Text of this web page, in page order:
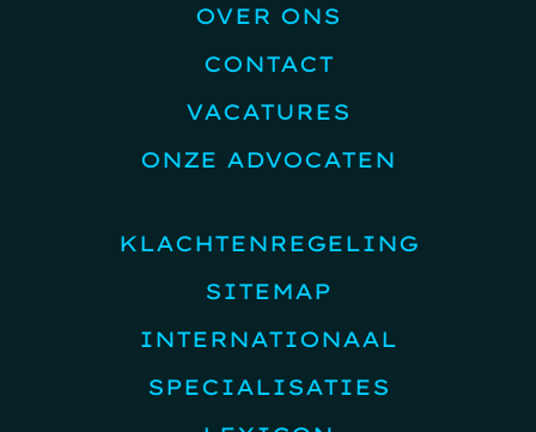
OVER ONS
CONTACT
VACATURES
ONZE ADVOCATEN
KLACHTENREGELING
SITEMAP
INTERNATIONAAL
SPECIALISATIES